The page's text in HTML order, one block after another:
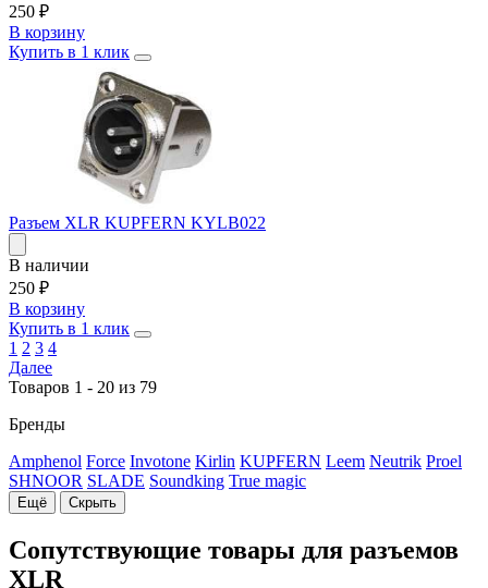
250 ₽
В корзину
Купить в 1 клик
Разъем XLR KUPFERN KYLB022
В наличии
250 ₽
В корзину
Купить в 1 клик
1 2 3 4
Далее
Товаров 1 - 20 из 79
Бренды
Amphenol Force Invotone Kirlin KUPFERN Leem Neutrik Proel
SHNOOR SLADE Soundking True magic
Ещё Скрыть
Сопутствующие товары для разъемов
XLR